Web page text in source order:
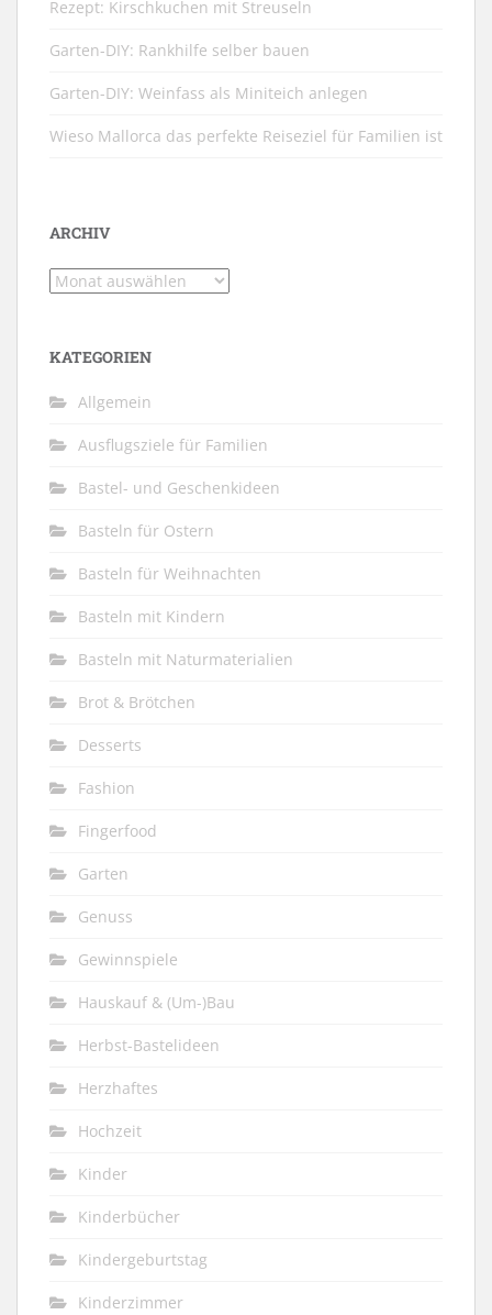
Rezept: Kirschkuchen mit Streuseln
Garten-DIY: Rankhilfe selber bauen
Garten-DIY: Weinfass als Miniteich anlegen
Wieso Mallorca das perfekte Reiseziel für Familien ist
ARCHIV
Archiv
KATEGORIEN
Allgemein
Ausflugsziele für Familien
Bastel- und Geschenkideen
Basteln für Ostern
Basteln für Weihnachten
Basteln mit Kindern
Basteln mit Naturmaterialien
Brot & Brötchen
Desserts
Fashion
Fingerfood
Garten
Genuss
Gewinnspiele
Hauskauf & (Um-)Bau
Herbst-Bastelideen
Herzhaftes
Hochzeit
Kinder
Kinderbücher
Kindergeburtstag
Kinderzimmer